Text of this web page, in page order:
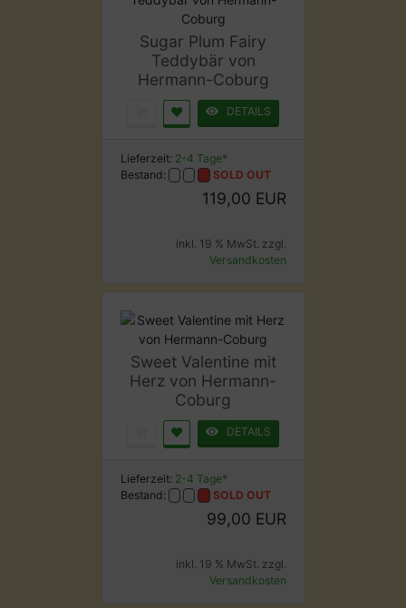
Sugar Plum Fairy
Teddybär von
Hermann-Coburg
DETAILS
Lieferzeit: 2-4 Tage*
Bestand:
SOLD OUT
119,00 EUR
inkl. 19 % MwSt. zzgl.
Versandkosten
Sweet Valentine mit
Herz von Hermann-
Coburg
DETAILS
Lieferzeit: 2-4 Tage*
Bestand:
SOLD OUT
99,00 EUR
inkl. 19 % MwSt. zzgl.
Versandkosten